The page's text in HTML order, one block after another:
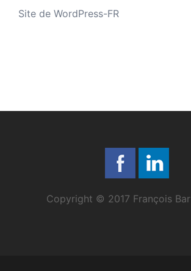
Site de WordPress-FR
Copyright © 2017 François